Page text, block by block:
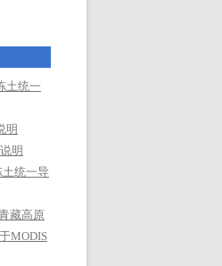
土统一
明
明
统一导
藏高原
MODIS